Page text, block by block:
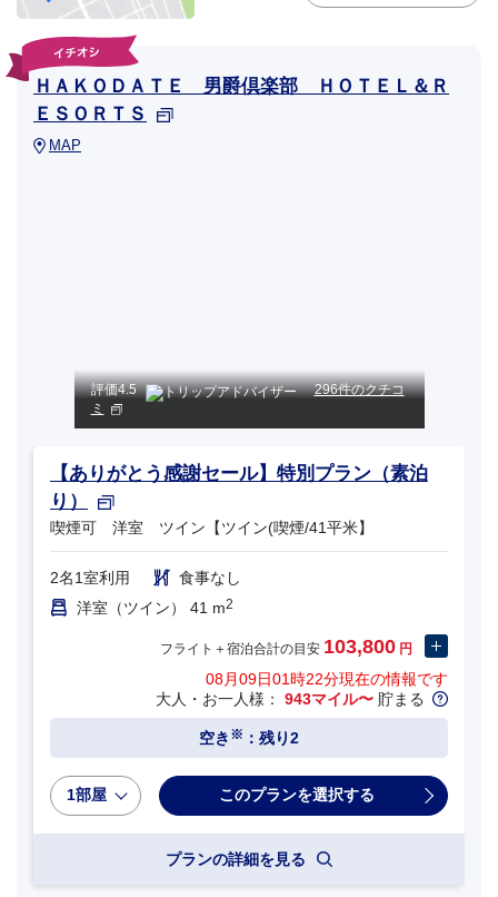
ＨＡＫＯＤＡＴＥ 男爵倶楽部 ＨＯＴＥＬ＆Ｒ
ＥＳＯＲＴＳ
MAP
評価4.5
296件のクチコ
ミ
【ありがとう感謝セール】特別プラン（素泊
り）
喫煙可 洋室 ツイン【ツイン(喫煙/41平米】
2名1室利用
食事なし
洋室（ツイン） 41 m2
フライト＋宿泊合計の目安 103,800 円
08月09日01時22分現在の情報です
大人・お一人様： 943マイル〜 貯まる
空き ※ ：残り2
1部屋
プランの詳細を見る